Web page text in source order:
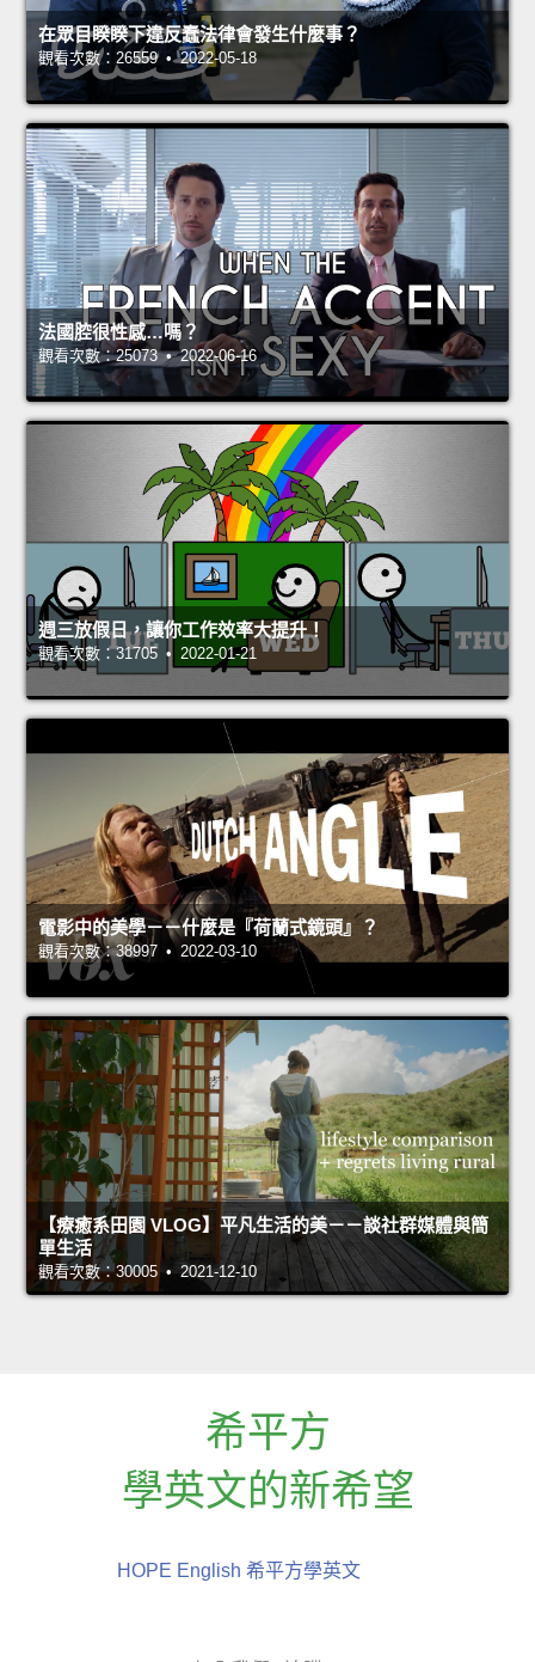
在眾目睽睽下違反蠢法律會發生什麼事？
觀看次數：26559 • 2022-05-18
法國腔很性感…嗎？
觀看次數：25073 • 2022-06-16
週三放假日，讓你工作效率大提升！
觀看次數：31705 • 2022-01-21
電影中的美學－－什麼是『荷蘭式鏡頭』？
觀看次數：38997 • 2022-03-10
【療癒系田園 VLOG】平凡生活的美－－談社群媒體與簡
單生活
觀看次數：30005 • 2021-12-10
希平方
學英文的新希望
HOPE English 希平方學英文